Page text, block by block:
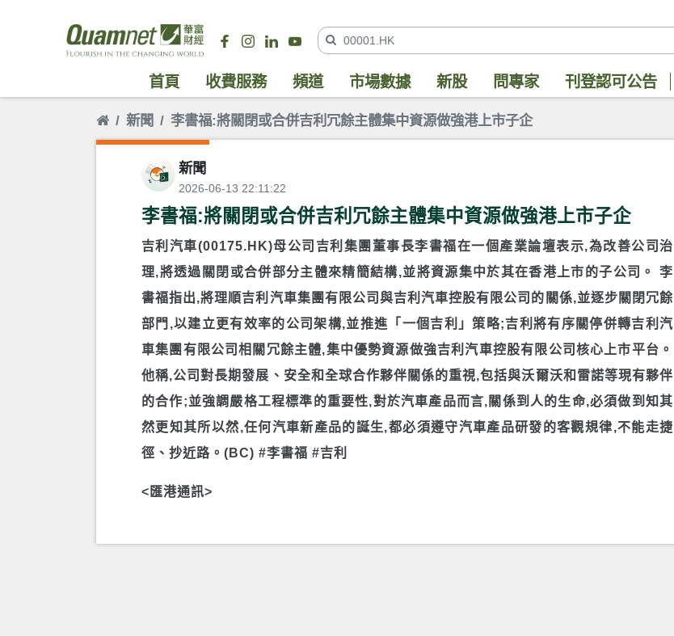
首頁 收費服務 頻道 市場數據 新股 問專家 刊登認可公告
新聞 李書福:將關閉或合併吉利冗餘主體集中資源做強港上市子企
新聞
2026-06-13 22:11:22
李書福:將關閉或合併吉利冗餘主體集中資源做強港上市子企
吉利汽車(00175.HK)母公司吉利集團董事長李書福在一個產業論壇表示,為改善公司治
理,將透過關閉或合併部分主體來精簡結構,並將資源集中於其在香港上市的子公司。 李
書福指出,將理順吉利汽車集團有限公司與吉利汽車控股有限公司的關係,並逐步關閉冗餘
部門,以建立更有效率的公司架構,並推進「一個吉利」策略;吉利將有序關停併轉吉利汽
車集團有限公司相關冗餘主體,集中優勢資源做強吉利汽車控股有限公司核心上市平台。
他稱,公司對長期發展、安全和全球合作夥伴關係的重視,包括與沃爾沃和雷諾等現有夥伴
的合作;並強調嚴格工程標準的重要性,對於汽車產品而言,關係到人的生命,必須做到知其
然更知其所以然,任何汽車新產品的誕生,都必須遵守汽車產品研發的客觀規律,不能走捷
徑、抄近路。(BC) #李書福 #吉利
<匯港通訊>